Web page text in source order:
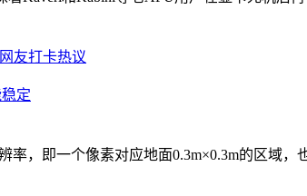
友打卡热议
定
，即一个像素对应地面0.3m×0.3m的区域